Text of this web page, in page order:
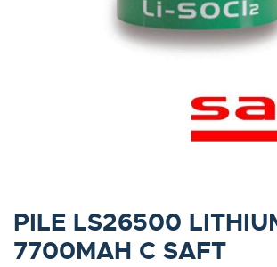
PILE LS26500
7700MAH C SAFT